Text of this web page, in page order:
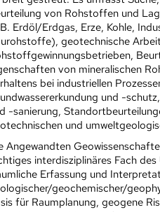
von Rohstoffen und
Erdöl/Erdgas, Erze, Kohle,
geotechnische
von mineralischen
bei industriellen
und -
-sanierung,
und
Angewandten
interdisziplinäres Fach
Erfassung und
geochemischer/
für Raumplanung, geogene